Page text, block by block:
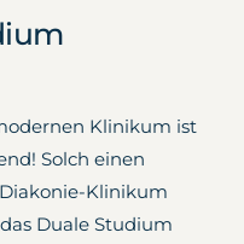
Klinikum ist
Solch einen
Klinikum
Duale Studium